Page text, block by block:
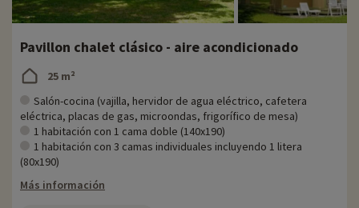
Pavillon chalet clásico - aire acondicionado
25 m²
Salón-cocina (vajilla, hervidor de agua eléctrico, cafetera
eléctrica, placas de gas, microondas, frigorífico de mesa)
1 habitación con 1 cama doble (140x190)
1 habitación con 3 camas individuales incluyendo 1 litera
(80x190)
Más información